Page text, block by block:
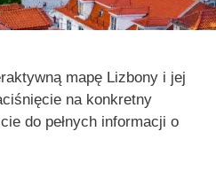
mapę Lizbony i jej
na konkretny
do pełnych informacji o